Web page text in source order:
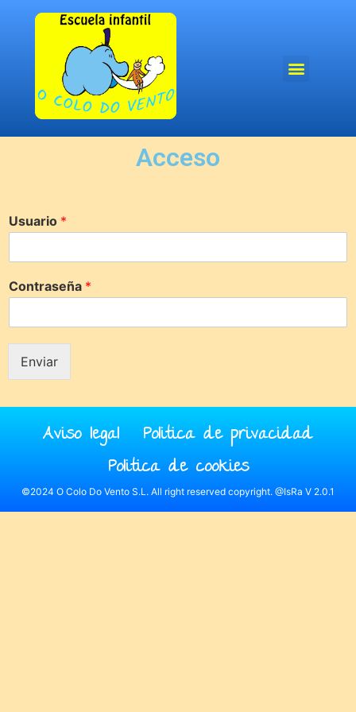
Acceso
Usuario *
Contraseña *
Enviar
Aviso legal
Politica de privacidad
Politica de cookies
©2024 O Colo Do Vento S.L. All right reserved copyright. @IsRa V 2.0.1